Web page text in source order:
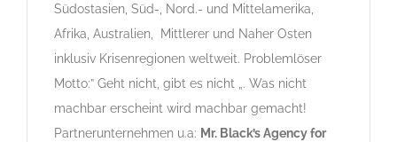
Südostasien, Süd-, Nord.- und Mittelamerika,
Afrika, Australien, Mittlerer und Naher Osten
inklusiv Krisenregionen weltweit. Problemlöser
Motto:” Geht nicht, gibt es nicht „. Was nicht
machbar erscheint wird machbar gemacht!
Partnerunternehmen u.a: Mr. Black’s Agency for